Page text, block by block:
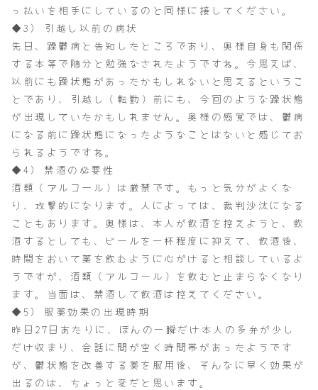
っ払いを相手にしているのと同様に接してください。
◆3) 引越し以前の病状
先日、躁鬱病と告知したところであり、奥様自身も関係
する本等で随分と勉強なされたようですね。今思えば、
以前にも躁状態があったかもしれないと思えるというこ
とであり、引越し（転勤）前にも、今回のような躁状態
が出現していたかもしれません。奥様の感覚では、鬱病
になる前に躁状態になったようなことはないと感じてお
られるようですね。
◆4) 禁酒の必要性
酒類（アルコール）は厳禁です。もっと気分がよくな
り、攻撃的になります。人によっては、裁判沙汰になる
こともあります。奥様は、本人が飲酒を控えようと、飲
酒するとしても、ビールを一杯程度に抑えて、飲酒後、
時間をおいて薬を飲むように心がけると相談しているよ
うですが、酒類（アルコール）を飲むと止まらなくなり
ます。当面は、禁酒して飲酒は控えてください。
◆5) 服薬効果の出現時期
昨日27日あたりに、ほんの一瞬だけ本人の多弁が少し
だけ収まり、会話に間が空く時間帯があったようです
が、鬱状態を改善する薬を服用後、そんなに早く効果が
出るのは、ちょっと変だと思います。